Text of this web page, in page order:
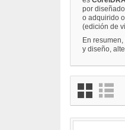
por
o adquirido
(edición de
En
y diseño,